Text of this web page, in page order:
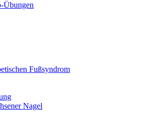
Übungen
Fußsyndrom
Nagel